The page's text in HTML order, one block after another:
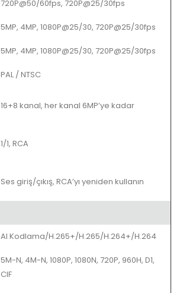
720P@50/60fps, 720P@25/30fps
5MP, 4MP, 1080P@25/30, 720P@25/30fps
5MP, 4MP, 1080P@25/30, 720P@25/30fps
PAL / NTSC
16+8 kanal, her kanal 6MP’ye kadar
1/1, RCA
Ses giriş/çıkış, RCA’yı yeniden kullanın
AI Kodlama/H.265+/H.265/H.264+/H.264
5M-N, 4M-N, 1080P, 1080N, 720P, 960H, D1,
CIF